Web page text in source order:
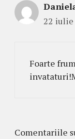
22 iulie
Foarte
Comentariile